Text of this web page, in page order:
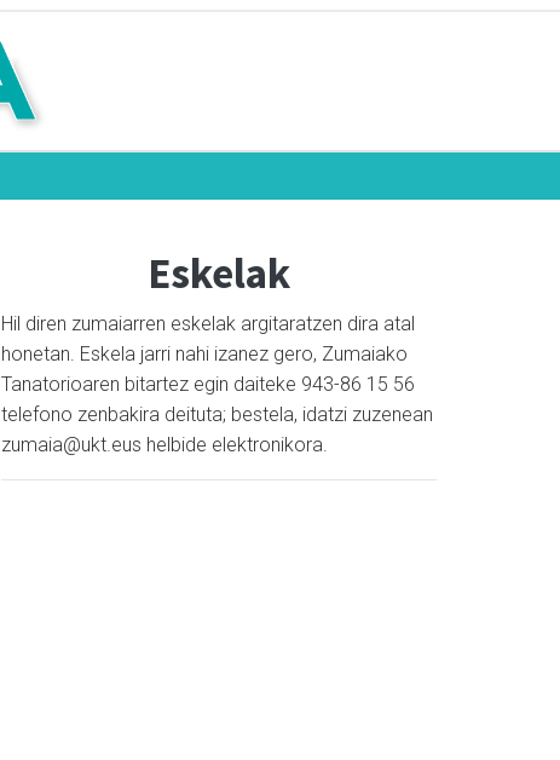
Eskelak
Hil diren zumaiarren eskelak argitaratzen dira atal
honetan. Eskela jarri nahi izanez gero, Zumaiako
Tanatorioaren bitartez egin daiteke 943-86 15 56
telefono zenbakira deituta; bestela, idatzi zuzenean
zumaia@ukt.eus helbide elektronikora.